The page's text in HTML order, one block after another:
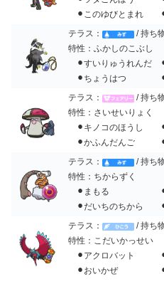
⚫︎このゆびとまれ ⚫︎
テラス：
/ 持ち
特性：ふかしのこぶし
⚫︎すいりゅうれんだ
⚫︎ちょうはつ ⚫︎
テラス：
/ 持ち
特性：さいせいりょく
⚫︎キノコのほうし ⚫︎
⚫︎かふんだんご ⚫︎
テラス：
/ 持ち
特性：ちからずく
⚫︎まもる ⚫︎ヘ
⚫︎だいちのちから ⚫︎
テラス：
/ 持ち
特性：こだいかっせい
⚫︎アクロバット ⚫︎
⚫︎おいかぜ ⚫︎